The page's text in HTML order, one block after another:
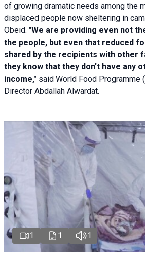
of growing dramatic needs among the
displaced people now sheltering in
Obeid. "We are providing even not
the people, but even that reduced
shared by the recipients with other
they know that they don't have any
income," said World Food Programme
Director Abdallah Alwardat.
1 1 1